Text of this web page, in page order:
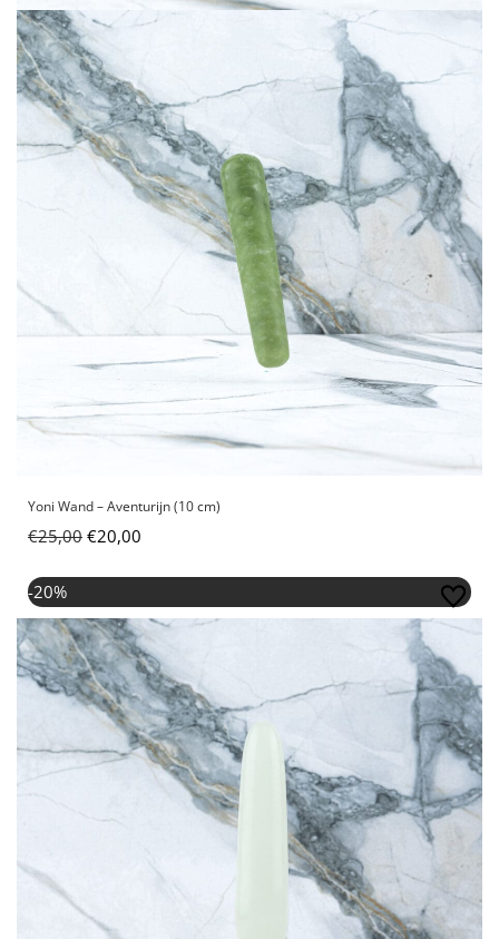
Yoni Wand – Aventurijn (10 cm)
€25,00 €20,00
-20%
Oorspronkelijke prijs was: €25,00.
Huidige prijs is: €20,00.